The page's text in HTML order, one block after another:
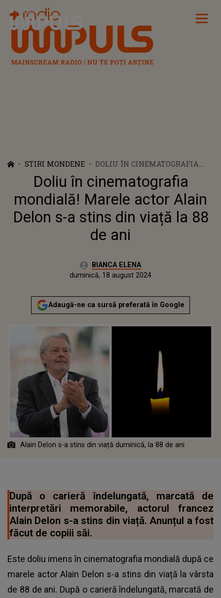
Radio Impuls
STIRI MONDENE
DOLIU ÎN CINEMATOGRAFIA
MONDIALĂ! MARELE ACTOR
ALAIN DELON S-A STINS DIN
VIAȚĂ LA 88 DE ANI
Doliu în cinematografia
mondială! Marele actor Alain
Delon s-a stins din viață la 88
de ani
Autor:BIANCA ELENA
duminică, 18 august 2024
Actualizat:
duminică, 18 august 2024
Adaugă-ne ca sursă preferată în Google
Alain Delon s-a stins din viață duminică, la 88 de ani
După o carieră îndelungată, marcată de
interpretări memorabile, actorul francez
Alain Delon s-a stins din viață. Anunțul a fost
făcut de copiii săi.
Este doliu imens în cinematografia mondială după ce
marele actor Alain Delon s-a stins din viață la vârsta
de 88 de ani. După o carieră îndelungată, marcată de